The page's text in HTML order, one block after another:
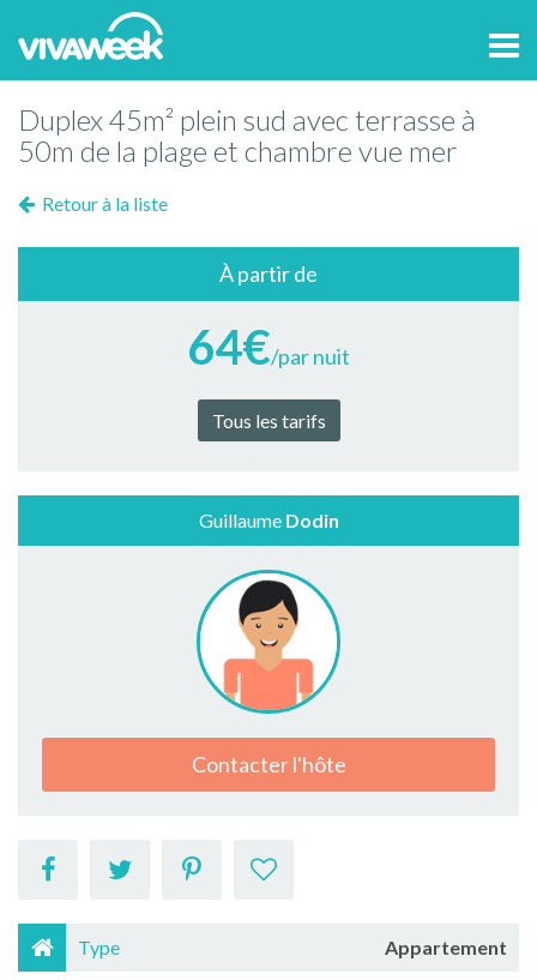
Duplex 45m² plein sud avec terrasse à
50m de la plage et chambre vue mer
Retour à la liste
À partir de
64€/par nuit
Tous les tarifs
Guillaume Dodin
Contacter l'hôte
Type Appartement